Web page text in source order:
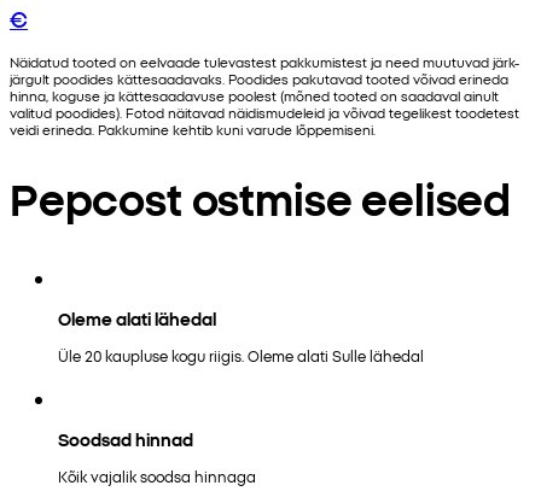
€
Näidatud tooted on eelvaade tulevastest pakkumistest ja need muutuvad järk-
järgult poodides kättesaadavaks. Poodides pakutavad tooted võivad erineda
hinna, koguse ja kättesaadavuse poolest (mõned tooted on saadaval ainult
valitud poodides). Fotod näitavad näidismudeleid ja võivad tegelikest toodetest
veidi erineda. Pakkumine kehtib kuni varude lõppemiseni.
Pepcost ostmise eelised
Oleme alati lähedal
Üle 20 kaupluse kogu riigis. Oleme alati Sulle lähedal
Soodsad hinnad
Kõik vajalik soodsa hinnaga